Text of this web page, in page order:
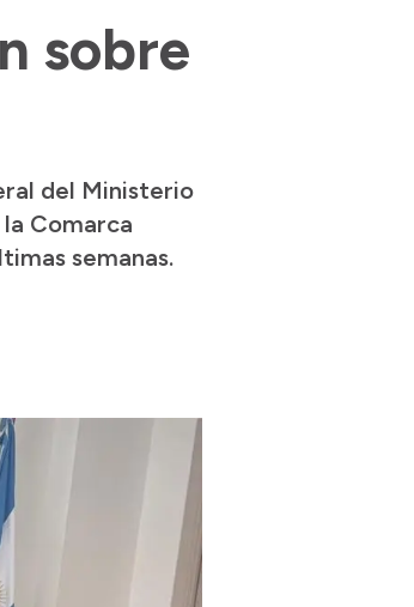
sobre
del Ministerio
Comarca
semanas.